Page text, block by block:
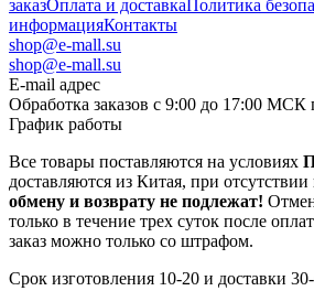
заказОплата и доставкаПолитика
информацияКонтакты
shop@e-mall.su
shop@e-mall.su
E-mail адрес
Обработка заказов с 9:00 до 17:00 МСК
График работы
Все товары поставляются на условиях
доставляются из Китая, при
обмену и возврату не подлежат!
только в течение трех суток после
заказ можно только со штрафом.
Срок изготовления 10-20 и доставки